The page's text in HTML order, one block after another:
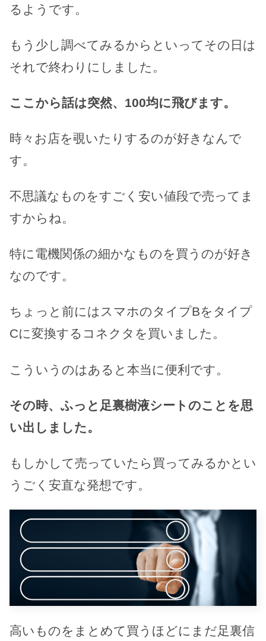
るようです。
もう少し調べてみるからといってその日は
それで終わりにしました。
ここから話は突然、100均に飛びます。
時々お店を覗いたりするのが好きなんで
す。
不思議なものをすごく安い値段で売ってま
すからね。
特に電機関係の細かなものを買うのが好き
なのです。
ちょっと前にはスマホのタイプBをタイプ
Cに変換するコネクタを買いました。
こういうのはあると本当に便利です。
その時、ふっと足裏樹液シートのことを思
い出しました。
もしかして売っていたら買ってみるかとい
うごく安直な発想です。
高いものをまとめて買うほどにまだ足裏信